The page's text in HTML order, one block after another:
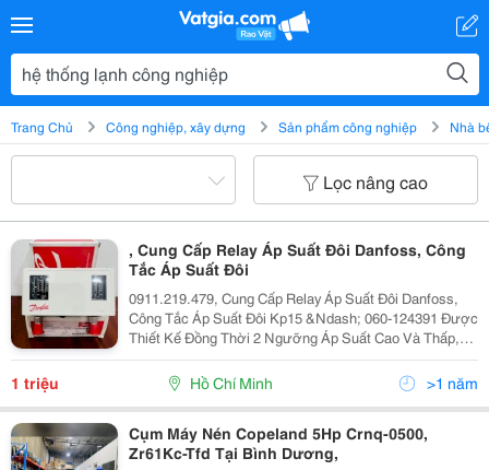
Trang Chủ Công nghiệp, xây dựng Sản phẩm công nghiệp Nhà
Lọc nâng cao
, Cung Cấp Relay Áp Suất Đôi Danfoss, Công
Tắc Áp Suất Đôi
0911.219.479, Cung Cấp Relay Áp Suất Đôi Danfoss,
Công Tắc Áp Suất Đôi Kp15 &Ndash; 060-124391 Được
Thiết Kế Đồng Thời 2 Ngưỡng Áp Suất Cao Và Thấp,
Điểm Đặc Biệt Này Có Thể Nói Dành Riêng Cho Việc
Bảo Vệ Máy Nén Của Hệ Thống Lạnh Công Nghiệp. ...
1 triệu Hồ Chí Minh >1 năm
Cụm Máy Nén Copeland 5Hp Crnq-0500,
Zr61Kc-Tfd Tại Bình Dương,